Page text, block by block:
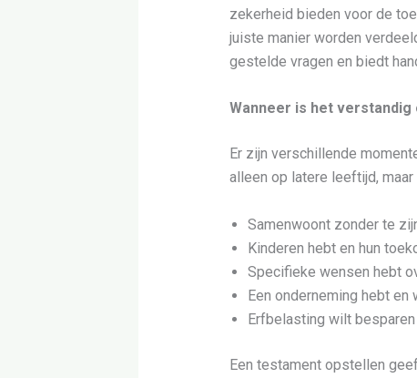
zekerheid bieden voor de
juiste manier worden
gestelde vragen en biedt
Wanneer is het
Er zijn verschillende
alleen op latere leeftijd,
Samenwoont zonder te
Kinderen hebt en hun
Specifieke wensen hebt
Een onderneming hebt
Erfbelasting wilt
Een testament opstellen